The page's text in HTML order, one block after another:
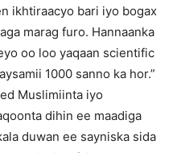
ikhtiraacyo bari iyo bogax
marag furo. Hannaanka
oo loo yaqaan scientific
1000 sanno ka hor.”
Muslimiinta iyo
dihin ee maadiga
duwan ee sayniska sida